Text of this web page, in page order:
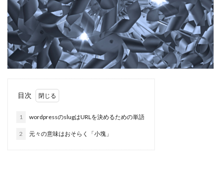
目次
1 wordpressのslugはURLを決めるための単語
2 元々の意味はおそらく「小塊」